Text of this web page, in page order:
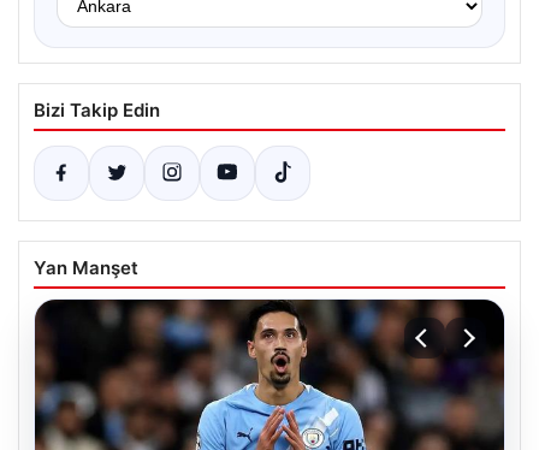
Bizi Takip Edin
Yan Manşet